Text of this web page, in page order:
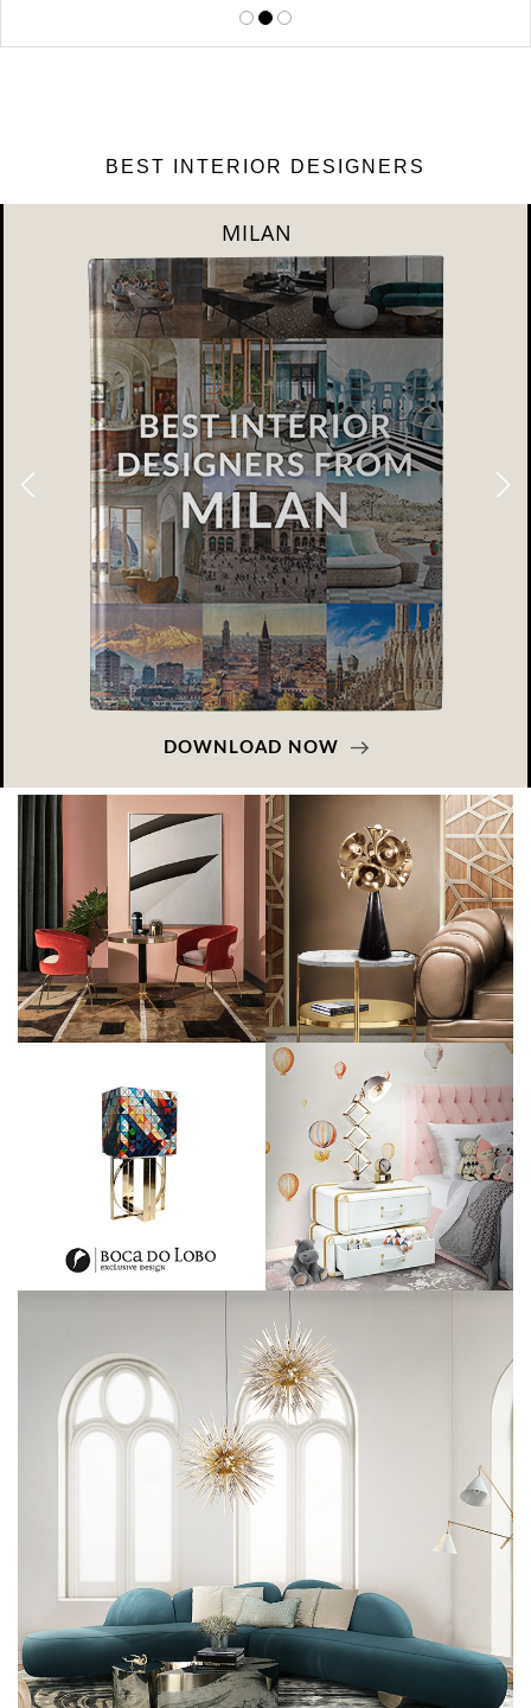
BEST INTERIOR DESIGNERS
DUBAI
DOWNLOAD NOW